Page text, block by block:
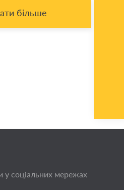
більше
у соціальних мережах